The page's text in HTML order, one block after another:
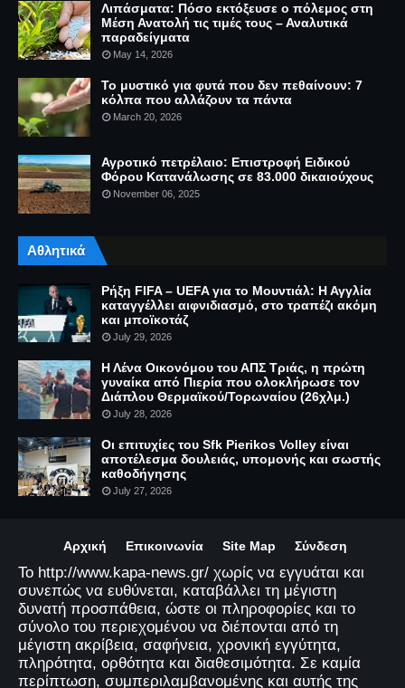
Λιπάσματα: Πόσο εκτόξευσε ο πόλεμος στη
Μέση Ανατολή τις τιμές τους – Αναλυτικά
παραδείγματα
May 14, 2026
Το μυστικό για φυτά που δεν πεθαίνουν: 7
κόλπα που αλλάζουν τα πάντα
March 20, 2026
Αγροτικό πετρέλαιο: Επιστροφή Ειδικού
Φόρου Κατανάλωσης σε 83.000 δικαιούχους
November 06, 2025
Αθλητικά
Ρήξη FIFA – UEFA για το Μουντιάλ: Η Αγγλία
καταγγέλλει αιφνιδιασμό, στο τραπέζι ακόμη
και μποϊκοτάζ
July 29, 2026
Η Λένα Οικονόμου του ΑΠΣ Τριάς, η πρώτη
γυναίκα από Πιερία που ολοκλήρωσε τον
Διάπλου Θερμαϊκού/Τορωναίου (26χλμ.)
July 28, 2026
Οι επιτυχίες του Sfk Pierikos Volley είναι
αποτέλεσμα δουλειάς, υπομονής και σωστής
καθοδήγησης
July 27, 2026
Αρχική Επικοινωνία Site Map Σύνδεση
Το http://www.kapa-news.gr/ χωρίς να εγγυάται και
συνεπώς να ευθύνεται, καταβάλλει τη μέγιστη
δυνατή προσπάθεια, ώστε οι πληροφορίες και το
σύνολο του περιεχομένου να διέπονται από τη
μέγιστη ακρίβεια, σαφήνεια, χρονική εγγύτητα,
πληρότητα, ορθότητα και διαθεσιμότητα. Σε καμία
περίπτωση, συμπεριλαμβανομένης και αυτής της